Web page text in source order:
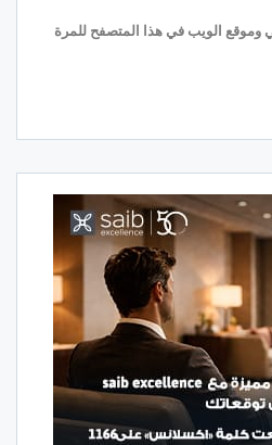
وموقع الويب في هذا المتصفح للمرة